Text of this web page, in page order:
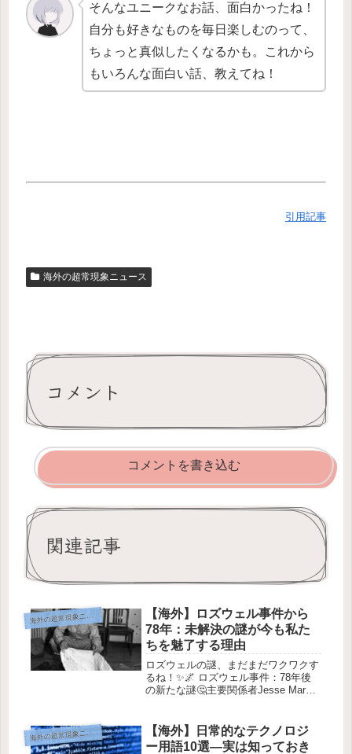
そんなユニークなお話、面白かったね！
自分も好きなものを毎日楽しむのって、
ちょっと真似したくなるかも。これから
もいろんな面白い話、教えてね！
引用記事
海外の超常現象ニュース
コメント
コメントを書き込む
関連記事
海
外の超常現象ニュース
【海外】ロズウェル事件から
78年：未解決の謎が今も私た
ちを魅了する理由
ロズウェルの謎、まだまだワクワクす
るね！✨🌌 ロズウェル事件：78年後
の新たな謎🤔主要関係者Jesse Marcel
大学78年前のあの日、ニューメキシコ
州...
海
外の超常現象ニュース
【海外】日常的なテクノロジ
ー用語10選—実は知っておき